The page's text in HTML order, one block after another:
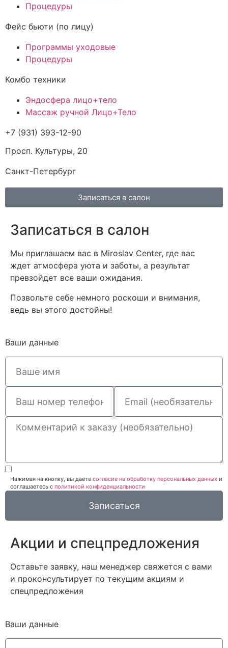
Процедуры
Фейс бьюти (по лицу)
Программы уходовые
Процедуры
Комбо техники
Эндосфера лицо+тело
Массаж ручной Лицо+Тело
+7 (931) 393-12-90
Просп. Культуры, 20
Санкт-Петербург
Записаться в салон
Записаться в салон
Мы приглашаем вас в Miroslav Center, где вас
ждет атмосфера уюта и заботы, а результат
превзойдет все ваши ожидания.
Позвольте себе немного роскоши и внимания,
ведь вы этого достойны!
Ваши данные
Нажимая на кнопку, вы даете согласие на обработку персональных данных и
соглашаетесь c политикой конфиденциальности
Записаться
Акции и спецпредложения
Оставьте заявку, наш менеджер свяжется с вами
и проконсультирует по текущим акциям и
спецпредложения
Ваши данные